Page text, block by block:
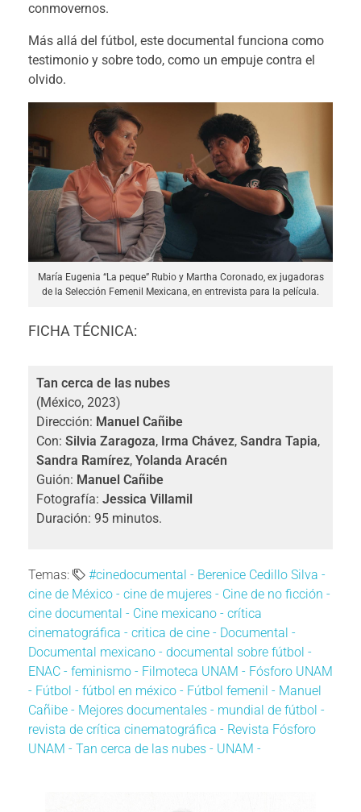
conmovernos.
Más allá del fútbol, este documental funciona como
testimonio y sobre todo, como un empuje contra el
olvido.
María Eugenia “La peque” Rubio y Martha Coronado, ex jugadoras
de la Selección Femenil Mexicana, en entrevista para la película.
FICHA TÉCNICA:
Tan cerca de las nubes
(México, 2023)
Dirección: Manuel Cañibe
Con: Silvia Zaragoza, Irma Chávez, Sandra Tapia,
Sandra Ramírez, Yolanda Aracén
Guión: Manuel Cañibe
Fotografía: Jessica Villamil
Duración: 95 minutos.
Temas: #cinedocumental - Berenice Cedillo Silva -
cine de México - cine de mujeres - Cine de no ficción -
cine documental - Cine mexicano - crítica
cinematográfica - critica de cine - Documental -
Documental mexicano - documental sobre fútbol -
ENAC - feminismo - Filmoteca UNAM - Fósforo UNAM
- Fútbol - fútbol en méxico - Fútbol femenil - Manuel
Cañibe - Mejores documentales - mundial de fútbol -
revista de crítica cinematográfica - Revista Fósforo
UNAM - Tan cerca de las nubes - UNAM -